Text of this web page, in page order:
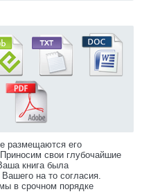
размещаются его
свои глубочайшие
книга была
на то согласия.
в срочном порядке